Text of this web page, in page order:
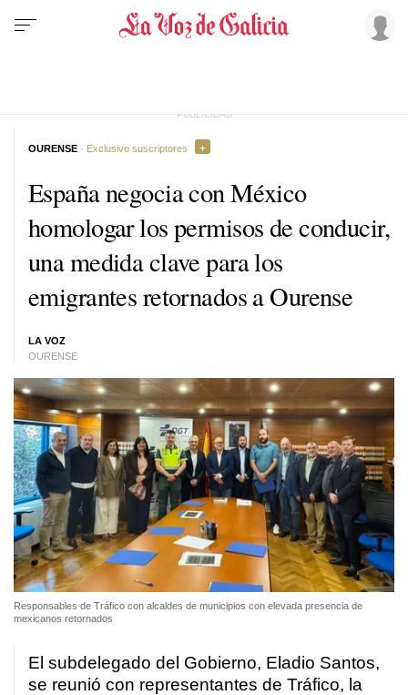
España negocia con México
homologar los permisos de conducir,
una medida clave para los
emigrantes retornados a Ourense
LA VOZ
OURENSE
OURENSE · Exclusivo suscriptores
Responsables de Tráfico con alcaldes de municipios con elevada presencia de
mexicanos retornados
El subdelegado del Gobierno, Eladio Santos,
se reunió con representantes de Tráfico, la